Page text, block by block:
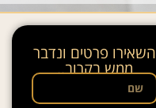
השאירו פרטים ונדבר
ממש בקרוב..